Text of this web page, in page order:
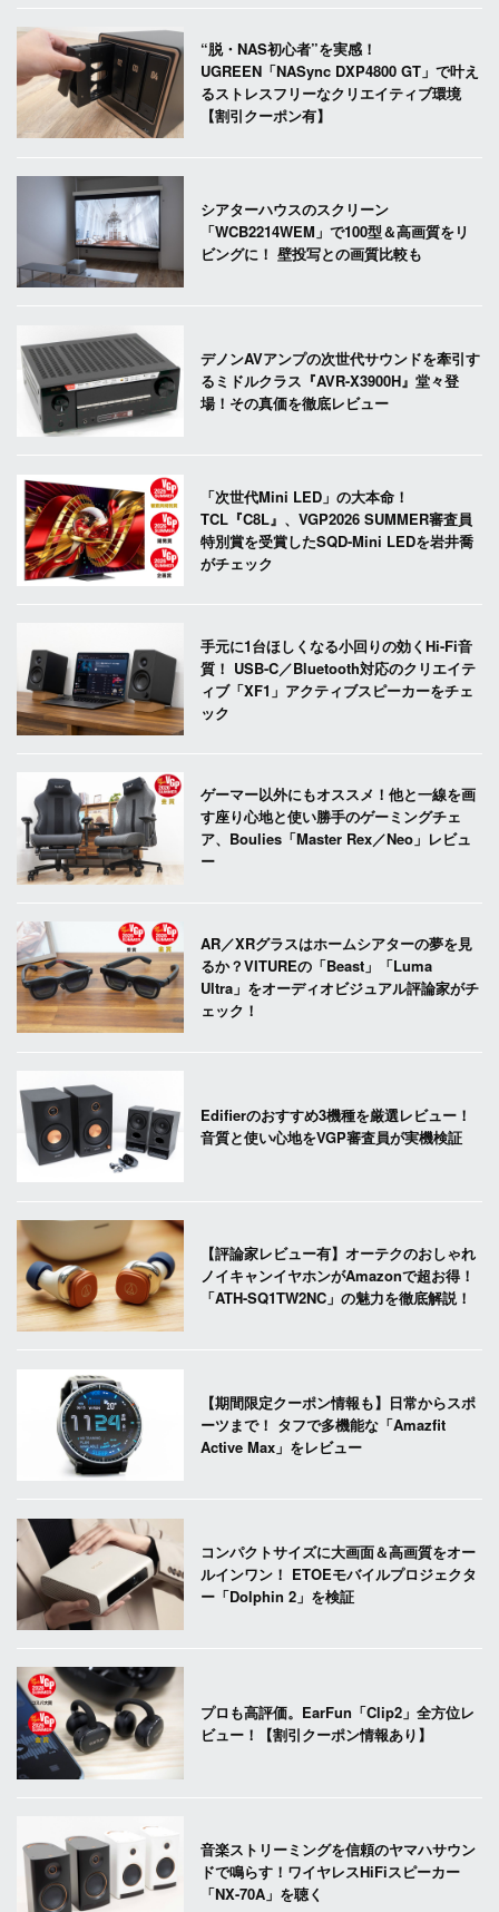
“脱・NAS初心者”を実感！
UGREEN「NASync DXP4800 GT」で叶え
るストレスフリーなクリエイティブ環境
【割引クーポン有】
シアターハウスのスクリーン
「WCB2214WEM」で100型＆高画質をリ
ビングに！ 壁投写との画質比較も
デノンAVアンプの次世代サウンドを牽引す
るミドルクラス『AVR-X3900H』堂々登
場！その真価を徹底レビュー
「次世代Mini LED」の大本命！
TCL『C8L』、VGP2026 SUMMER審査員
特別賞を受賞したSQD-Mini LEDを岩井喬
がチェック
手元に1台ほしくなる小回りの効くHi-Fi音
質！ USB-C／Bluetooth対応のクリエイテ
ィブ「XF1」アクティブスピーカーをチェ
ック
ゲーマー以外にもオススメ！他と一線を画
す座り心地と使い勝手のゲーミングチェ
ア、Boulies「Master Rex／Neo」レビュ
ー
AR／XRグラスはホームシアターの夢を見
るか？VITUREの「Beast」「Luma
Ultra」をオーディオビジュアル評論家がチ
ェック！
Edifierのおすすめ3機種を厳選レビュー！
音質と使い心地をVGP審査員が実機検証
【評論家レビュー有】オーテクのおしゃれ
ノイキャンイヤホンがAmazonで超お得！
「ATH-SQ1TW2NC」の魅力を徹底解説！
【期間限定クーポン情報も】日常からスポ
ーツまで！ タフで多機能な「Amazfit
Active Max」をレビュー
コンパクトサイズに大画面＆高画質をオー
ルインワン！ ETOEモバイルプロジェクタ
ー「Dolphin 2」を検証
プロも高評価。EarFun「Clip2」全方位レ
ビュー！【割引クーポン情報あり】
音楽ストリーミングを信頼のヤマハサウン
ドで鳴らす！ワイヤレスHiFiスピーカー
「NX-70A」を聴く